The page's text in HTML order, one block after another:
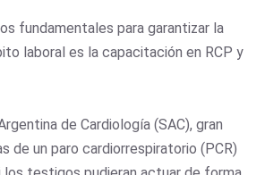
fundamentales para garantizar la
laboral es la capacitación en RCP y
de Cardiología (SAC), gran
de un paro cardiorrespiratorio (PCR)